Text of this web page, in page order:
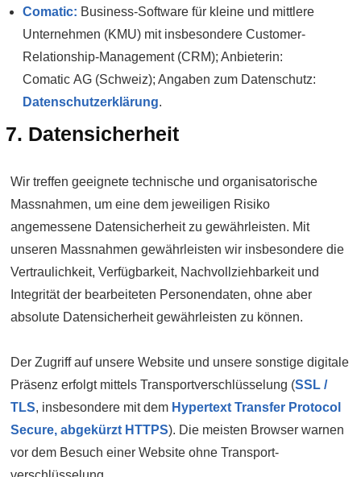
Comatic: Business-Software für kleine und mittlere
Unter­nehmen (KMU) mit ins­besondere Customer-
Relation­ship-Management (CRM); Anbieterin:
Comatic AG (Schweiz); Angaben zum Daten­schutz:
Daten­schutz­erklärung.
7. Daten­sicherheit
Wir treffen geeignete technische und organisatorische
Mass­nahmen, um eine dem jeweiligen Risiko
angemessene Daten­sicherheit zu gewähr­leisten. Mit
unseren Mass­nahmen gewähr­leisten wir insbesondere die
Ver­traulichkeit, Ver­fügbarkeit, Nach­vollzieh­barkeit und
Integrität der bearbeiteten Personen­daten, ohne aber
absolute Daten­sicherheit gewährleisten zu können.
Der Zugriff auf unsere Website und unsere sonstige digitale
Präsenz erfolgt mittels Transport­verschlüsselung (SSL /
TLS, insbesondere mit dem Hypertext Transfer Protocol
Secure, abgekürzt HTTPS). Die meisten Browser warnen
vor dem Besuch einer Website ohne Transport­